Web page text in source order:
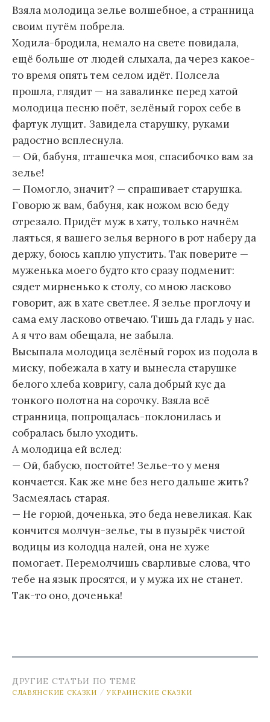
Взяла молодица зелье волшебное, а странница
своим путём побрела.
Ходила-бродила, немало на свете повидала,
ещё больше от людей слыхала, да через какое-
то время опять тем селом идёт. Полсела
прошла, глядит — на завалинке перед хатой
молодица песню поёт, зелёный горох себе в
фартук лущит. Завидела старушку, руками
радостно всплеснула.
— Ой, бабуня, пташечка моя, спасибочко вам за
зелье!
— Помогло, значит? — спрашивает старушка.
Говорю ж вам, бабуня, как ножом всю беду
отрезало. Придёт муж в хату, только начнём
лаяться, я вашего зелья верного в рот наберу да
держу, боюсь каплю упустить. Так поверите —
муженька моего будто кто сразу подменит:
сядет мирненько к столу, со мною ласково
говорит, аж в хате светлее. Я зелье проглочу и
сама ему ласково отвечаю. Тишь да гладь у нас.
А я что вам обещала, не забыла.
Высыпала молодица зелёный горох из подола в
миску, побежала в хату и вынесла старушке
белого хлеба ковригу, сала добрый кус да
тонкого полотна на сорочку. Взяла всё
странница, попрощалась-поклонилась и
собралась было уходить.
А молодица ей вслед:
— Ой, бабусю, постойте! Зелье-то у меня
кончается. Как же мне без него дальше жить?
Засмеялась старая.
— Не горюй, доченька, это беда невеликая. Как
кончится молчун-зелье, ты в пузырёк чистой
водицы из колодца налей, она не хуже
помогает. Перемолчишь сварливые слова, что
тебе на язык просятся, и у мужа их не станет.
Так-то оно, доченька!
ДРУГИЕ СТАТЬИ ПО ТЕМЕ
СЛАВЯНСКИЕ СКАЗКИ / УКРАИНСКИЕ СКАЗКИ